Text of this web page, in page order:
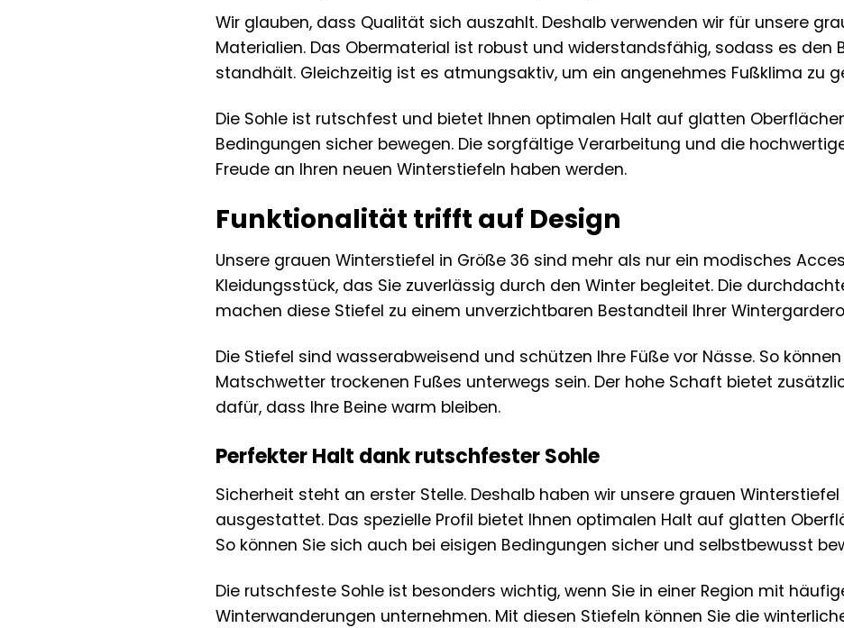
Wir glauben, dass Qualität sich auszahlt. Deshalb verwenden wir für unsere
Materialien. Das Obermaterial ist robust und widerstandsfähig, sodass es den
standhält. Gleichzeitig ist es atmungsaktiv, um ein angenehmes Fußklima zu
Die Sohle ist rutschfest und bietet Ihnen optimalen Halt auf glatten
Bedingungen sicher bewegen. Die sorgfältige Verarbeitung und die
Freude an Ihren neuen Winterstiefeln haben werden.
Funktionalität trifft auf Design
Unsere grauen Winterstiefel in Größe 36 sind mehr als nur ein modisches
Kleidungsstück, das Sie zuverlässig durch den Winter begleitet. Die
machen diese Stiefel zu einem unverzichtbaren Bestandteil Ihrer
Die Stiefel sind wasserabweisend und schützen Ihre Füße vor Nässe. So
Matschwetter trockenen Fußes unterwegs sein. Der hohe Schaft bietet
dafür, dass Ihre Beine warm bleiben.
Perfekter Halt dank rutschfester Sohle
Sicherheit steht an erster Stelle. Deshalb haben wir unsere grauen
ausgestattet. Das spezielle Profil bietet Ihnen optimalen Halt auf glatten
So können Sie sich auch bei eisigen Bedingungen sicher und selbstbewusst
Die rutschfeste Sohle ist besonders wichtig, wenn Sie in einer Region mit
Winterwanderungen unternehmen. Mit diesen Stiefeln können Sie die